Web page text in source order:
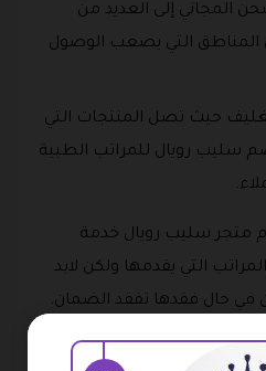
المجاني إلى العديد من
المناطق التي يصعب الوصول
حيث تصل المنتجات التي
رويال للمراتب الطبية
متجر سليب رويال خدمة
التي يقدمها ولكن لابد
في حال فقدها تفقد الضمان.
الاستخدام أو عدم ارتياح